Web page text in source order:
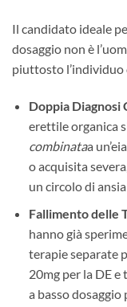
Il candidato ideale
dosaggio non è
piuttosto l’individuo
Doppia Diagnosi
erettile organica
combinataa
o acquisita
un circolo di
Fallimento delle
hanno già
terapie separate
20mg per la DE
a basso dosaggio